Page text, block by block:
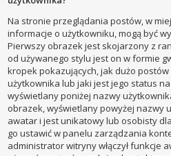
Na stronie przeglądania postów, w
informacje o użytkowniku, mogą być
Pierwszy obrazek jest skojarzony z
od używanego stylu jest on w formie
kropek pokazujących, jak dużo
użytkownika lub jaki jest jego status
wyświetlany poniżej nazwy
obrazek, wyświetlany powyżej nazwy
awatar i jest unikatowy lub osobisty
go ustawić w panelu zarządzania
administrator witryny włączył funkcje